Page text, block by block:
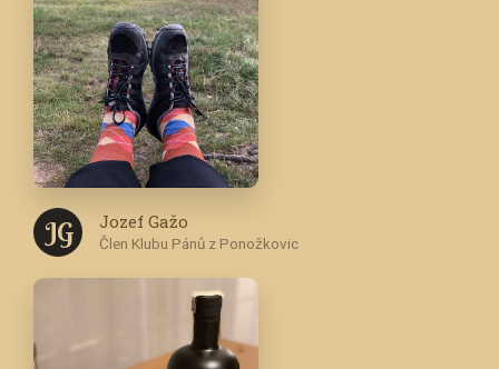
J G Jozef Gažo
Člen Klubu Pánů z Ponožkovic